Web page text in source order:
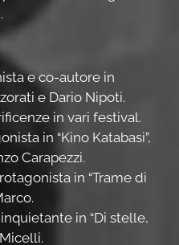
e co-autore in
e Dario Nipoti.
in vari festival.
in “Kino Katabasi”,
Carapezzi.
in “Trame di
in “Di stelle,